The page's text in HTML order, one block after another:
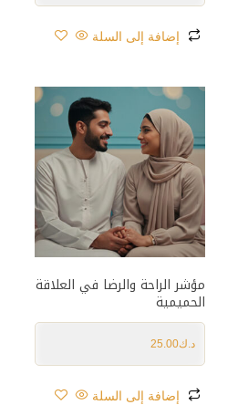
إضافة إلى السلة
مؤشر الراحة والرضا في العلاقة
الحميمية
د.ك25.00
إضافة إلى السلة